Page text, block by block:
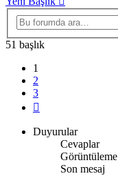
51 başlık
1
2
3
Duyurular
Cevaplar
Görüntüleme
Son mesaj